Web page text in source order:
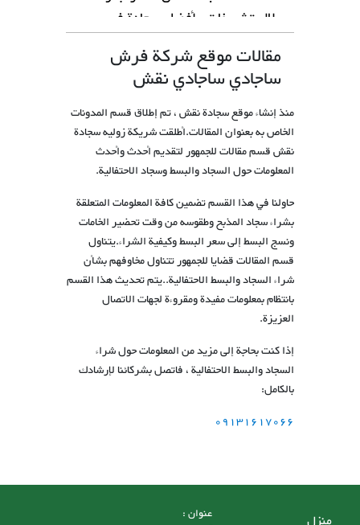
لال تشریفات- أفضل سجادة فی
المساجد
مقالات موقع شركة فرش
ساجادي ساجادي نقش
منذ إنشاء موقع سجادة نقش ، تم إطلاق قسم المدونات
الخاص به بعنوان المقالات.أطلقت شریكة زولیه سجادة
نقش قسم مقالات للجمهور لتقديم أحدث وأحدث
المعلومات حول السجاد والبسط وسجاد الاحتفالية.
حاولنا في هذا القسم تضمين كافة المعلومات المتعلقة
بشراء سجاد المذبح وطقوسه من وقت تحضير الخامات
ونسج البسط إلى سعر البسط وكيفية الشراء.يتناول
قسم المقالات قضايا للجمهور تتناول مخاوفهم بشأن
شراء السجاد والبسط الاحتفالية..يتم تحديث هذا القسم
بانتظام بمعلومات مفيدة ومقروءة لجهات الاتصال
العزيزة.
إذا كنت بحاجة إلى مزيد من المعلومات حول شراء
السجاد والبسط الاحتفالية ، فاتصل بشركائنا لإرشادك
بالكامل:
09131617066
عنوان :